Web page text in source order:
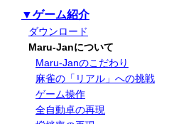
▼ゲーム紹介
ダウンロード
Maru-Janについて
Maru-Janのこだわり
麻雀の「リアル」への挑戦
ゲーム操作
全自動卓の再現